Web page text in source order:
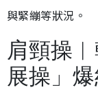
與緊繃等狀況。
肩頸操
展操」